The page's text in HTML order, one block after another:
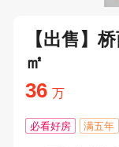
【出售】
㎡
36 万
必看好房 满五年